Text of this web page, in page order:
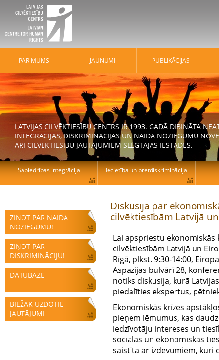
ZIŅOT PAR NAIDA
NOZIEGUMU!
ZIŅOT PAR
DISKRIMINĀCIJU!
DATUBĀZE
BIEŽĀK UZDOTIE
JAUTĀJUMI
Diskusija par
cilvēktiesībām Latvijā
Lai apspriestu ekonomiskās
cilvēktiesībām Latvijā un
Rīgā, plkst. 9:30-14:00,
Aspazijas bulvārī 28,
notiks diskusija, kurā
piedalīties ekspertus,
Ekonomiskās krīzes
pieņem lēmumus, kas
iedzīvotāju intereses un
sociālās un ekonomiskās
saistīta ar izdevumiem, kuri
PAR MUMS JAUNUMI PUBLIKĀCIJAS
LATVIJAS CILVĒKTIESĪBU CENTRS IR 1993. GADĀ DIBINĀTA
INTEGRĀCIJAS, DISKRIMINĀCIJAS UN NAIDA NOZIEGUMU
ARĪ CILVĒKTIESĪBU JAUTĀJUMIEM SLĒGTAJĀS IESTĀDĒS.
Sabiedrības integrācija Iecietība un pretdiskriminācija